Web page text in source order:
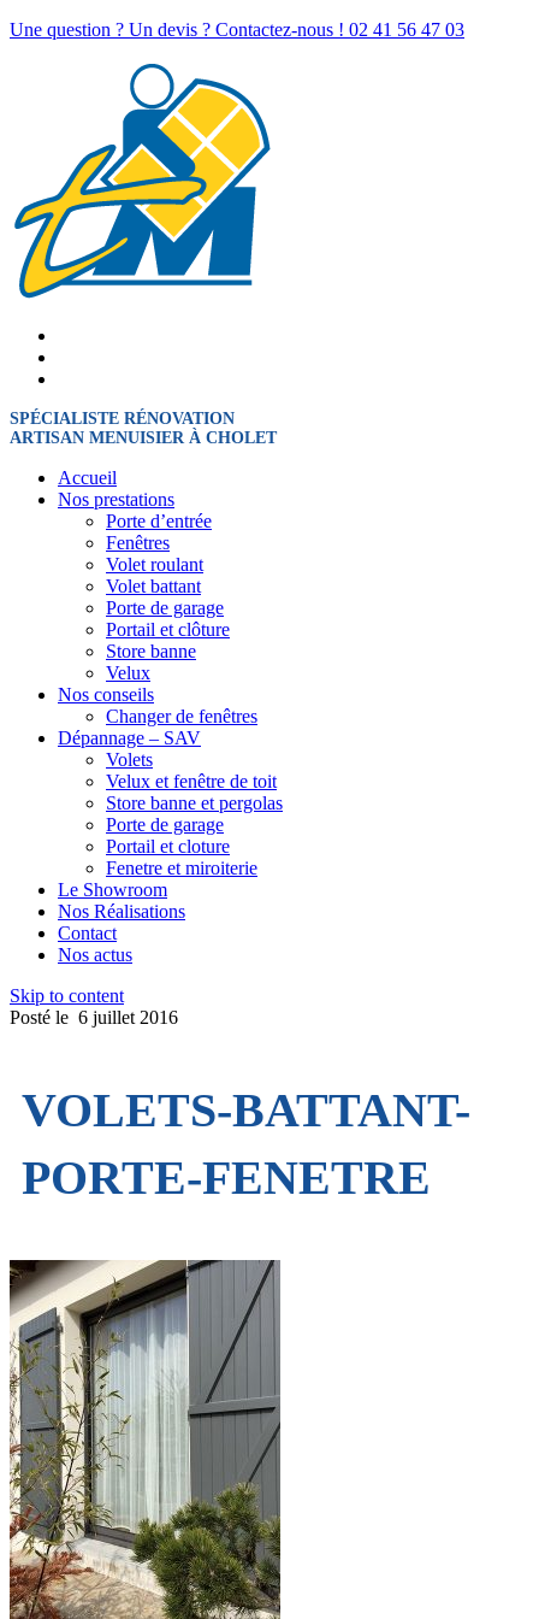
Une question ? Un devis ? Contactez-nous ! 02 41 56 47 03
SPÉCIALISTE RÉNOVATION
ARTISAN MENUISIER À CHOLET
Accueil
Nos prestations
Porte d’entrée
Fenêtres
Volet roulant
Volet battant
Porte de garage
Portail et clôture
Store banne
Velux
Nos conseils
Changer de fenêtres
Dépannage – SAV
Volets
Velux et fenêtre de toit
Store banne et pergolas
Porte de garage
Portail et cloture
Fenetre et miroiterie
Le Showroom
Nos Réalisations
Contact
Nos actus
Skip to content
Posté le 6 juillet 2016
VOLETS-BATTANT-
PORTE-FENETRE